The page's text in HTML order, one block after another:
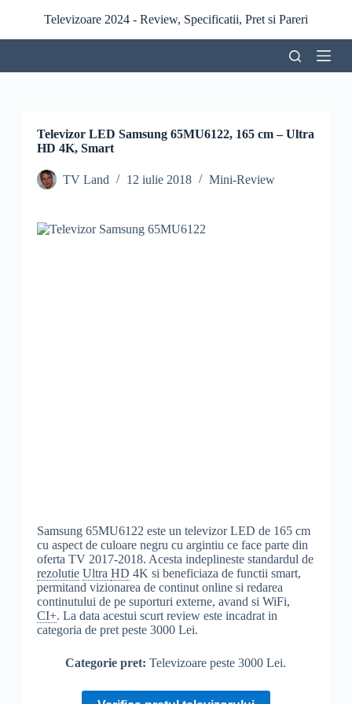
r
l
Televizoare 2024 - Review, Specificatii, Pret si Pareri
Televizor LED Samsung 65MU6122, 165 cm – Ultra
HD 4K, Smart
TV Land 12 iulie 2018 Mini-Review
Samsung 65MU6122 este un televizor LED de 165 cm
cu aspect de culoare negru cu argintiu ce face parte din
oferta TV 2017-2018. Acesta indeplineste standardul de
rezolutie Ultra HD 4K si beneficiaza de functii smart,
permitand vizionarea de continut online si redarea
continutului de pe suporturi externe, avand si WiFi,
CI+. La data acestui scurt review este incadrat in
categoria de pret peste 3000 Lei.
Categorie pret:Televizoare peste 3000 Lei.